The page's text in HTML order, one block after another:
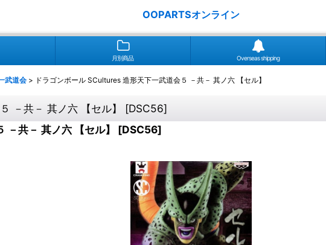
OOPARTSオンライン
月別商品 Overseas shipping
武道会 > ドラゴンボール SCultures 造形天下一武道会５ －共－ 其ノ六 【セル】
－共－ 其ノ六 【セル】 [DSC56]
共－ 其ノ六 【セル】
[DSC56]